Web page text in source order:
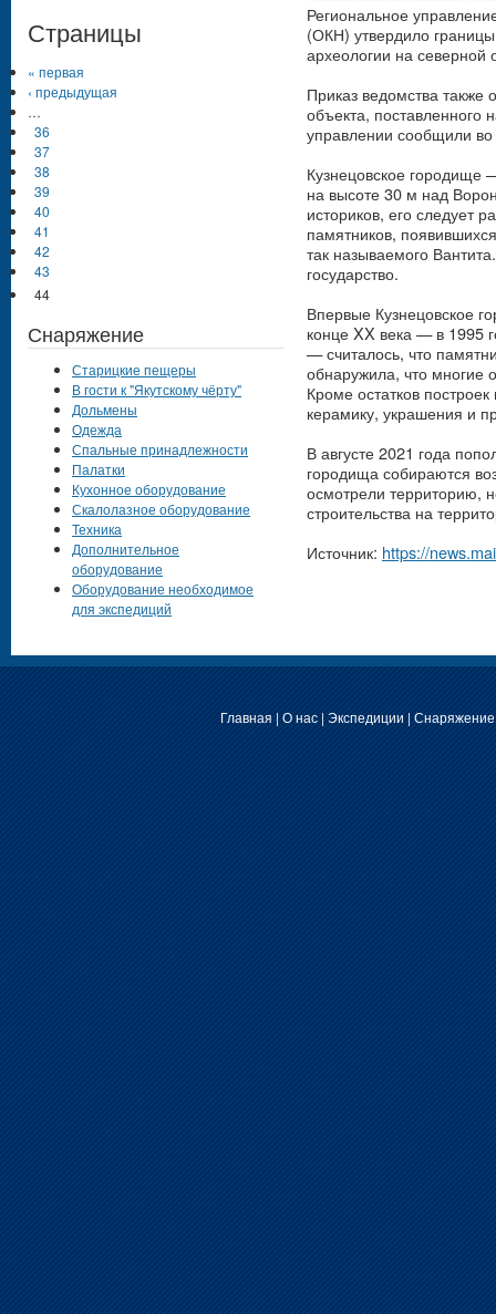
Региональное
(ОКН) утвердило
археологии на
Приказ ведомства также
объекта, поставленного
управлении сообщили во
Кузнецовское городище
на высоте 30 м над
историков, его следует
памятников,
так называемого
государство.
Впервые Кузнецовское
конце XX века — в 1995
— считалось, что
обнаружила, что многие
Кроме остатков
керамику, украшения и
В августе 2021 года
городища собираются
осмотрели территорию,
строительства на
Источник: https://
Страницы
« первая
‹ предыдущая
…
36
37
38
39
40
41
42
43
44
Снаряжение
Старицкие пещеры
В гости к "Якутскому чёрту"
Дольмены
Одежда
Спальные принадлежности
Палатки
Кухонное оборудование
Скалолазное оборудование
Техника
Дополнительное
оборудование
Оборудование необходимое
для экспедиций
Главная | О нас| Экспедиции | Снаряжение